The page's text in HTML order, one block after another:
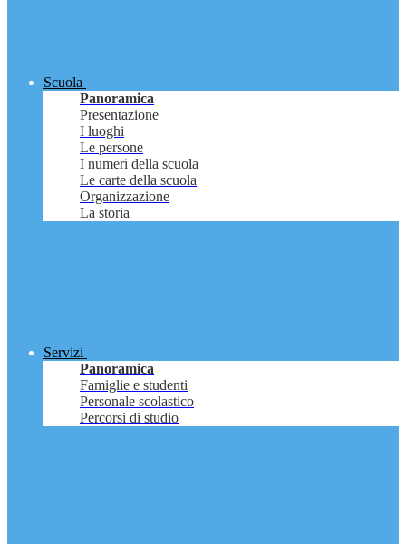
Scuola
Panoramica
Presentazione
I luoghi
Le persone
I numeri della scuola
Le carte della scuola
Organizzazione
La storia
Servizi
Panoramica
Famiglie e studenti
Personale scolastico
Percorsi di studio